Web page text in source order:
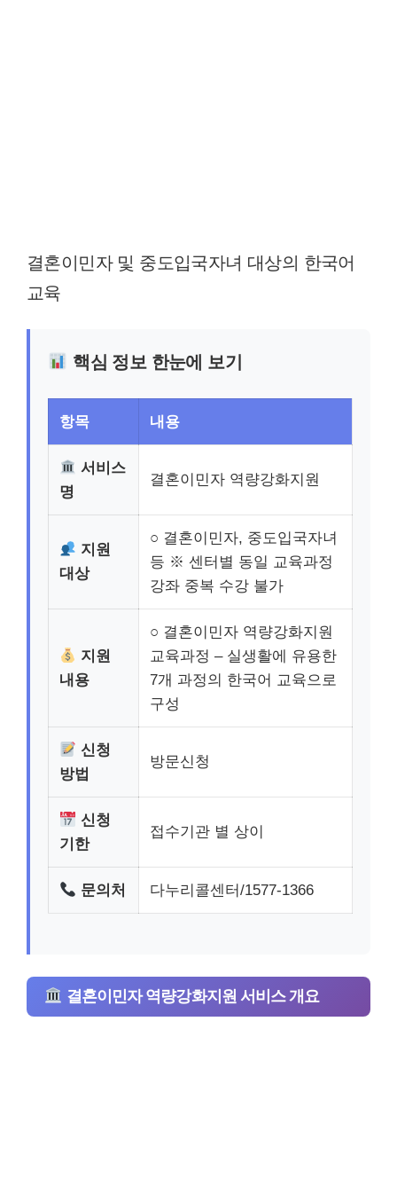
결혼이민자 및 중도입국자녀 대상의 한국어
교육
핵심 정보 한눈에 보기
항목 내용
서비스
명
결혼이민자 역량강화지원
지원
대상
○ 결혼이민자, 중도입국자녀
등 ※ 센터별 동일 교육과정
강좌 중복 수강 불가
지원
내용
○ 결혼이민자 역량강화지원
교육과정 – 실생활에 유용한
7개 과정의 한국어 교육으로
구성
신청
방법
방문신청
신청
기한
접수기관 별 상이
문의처 다누리콜센터/1577-1366
결혼이민자 역량강화지원 서비스 개요